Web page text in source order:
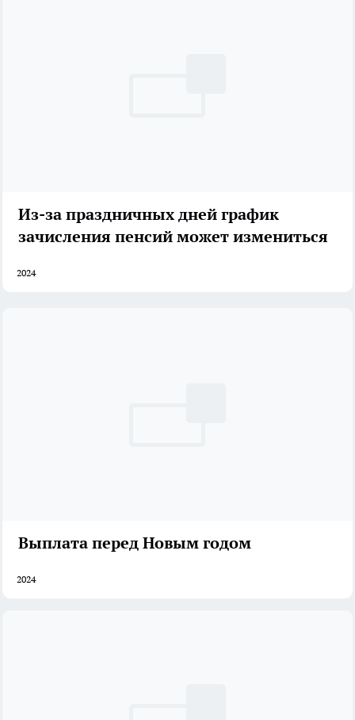
Из-за праздничных дней график
зачисления пенсий может измениться
2024
Выплата перед Новым годом
2024